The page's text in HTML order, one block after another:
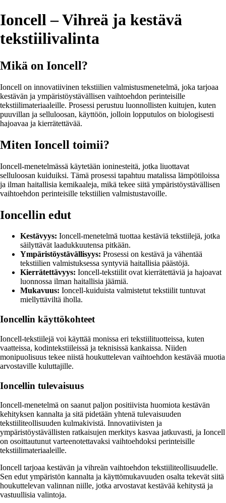
Ioncell – Vihreä ja kestävä
tekstiilivalinta
Mikä on Ioncell?
Ioncell on innovatiivinen tekstiilien valmistusmenetelmä, joka tarjoaa
kestävän ja ympäristöystävällisen vaihtoehdon perinteisille
tekstiilimateriaaleille. Prosessi perustuu luonnollisten kuitujen, kuten
puuvillan ja selluloosan, käyttöön, jolloin lopputulos on biologisesti
hajoavaa ja kierrätettävää.
Miten Ioncell toimii?
Ioncell-menetelmässä käytetään ioninesteitä, jotka liuottavat
selluloosan kuiduiksi. Tämä prosessi tapahtuu matalissa lämpötiloissa
ja ilman haitallisia kemikaaleja, mikä tekee siitä ympäristöystävällisen
vaihtoehdon perinteisille tekstiilien valmistustavoille.
Ioncellin edut
Kestävyys: Ioncell-menetelmä tuottaa kestäviä tekstiilejä, jotka
säilyttävät laadukkuutensa pitkään.
Ympäristöystävällisyys: Prosessi on kestävä ja vähentää
tekstiilien valmistuksessa syntyviä haitallisia päästöjä.
Kierrätettävyys: Ioncell-tekstiilit ovat kierrätettäviä ja hajoavat
luonnossa ilman haitallisia jäämiä.
Mukavuus: Ioncell-kuiduista valmistetut tekstiilit tuntuvat
miellyttäviltä iholla.
Ioncellin käyttökohteet
Ioncell-tekstiilejä voi käyttää monissa eri tekstiilituotteissa, kuten
vaatteissa, kodintekstiileissä ja teknisissä kankaissa. Niiden
monipuolisuus tekee niistä houkuttelevan vaihtoehdon kestävää muotia
arvostaville kuluttajille.
Ioncellin tulevaisuus
Ioncell-menetelmä on saanut paljon positiivista huomiota kestävän
kehityksen kannalta ja sitä pidetään yhtenä tulevaisuuden
tekstiiliteollisuuden kulmakivistä. Innovatiivisten ja
ympäristöystävällisten ratkaisujen merkitys kasvaa jatkuvasti, ja Ioncell
on osoittautunut varteenotettavaksi vaihtoehdoksi perinteisille
tekstiilimateriaaleille.
Ioncell tarjoaa kestävän ja vihreän vaihtoehdon tekstiiliteollisuudelle.
Sen edut ympäristön kannalta ja käyttömukavuuden osalta tekevät siitä
houkuttelevan valinnan niille, jotka arvostavat kestävää kehitystä ja
vastuullisia valintoja.